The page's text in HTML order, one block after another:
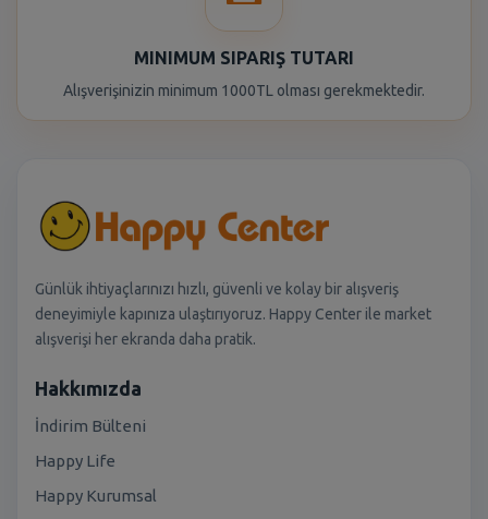
MINIMUM SIPARIŞ TUTARI
Alışverişinizin minimum 1000TL olması gerekmektedir.
Günlük ihtiyaçlarınızı hızlı, güvenli ve kolay bir alışveriş
deneyimiyle kapınıza ulaştırıyoruz. Happy Center ile market
alışverişi her ekranda daha pratik.
Hakkımızda
İndirim Bülteni
Happy Life
Happy Kurumsal